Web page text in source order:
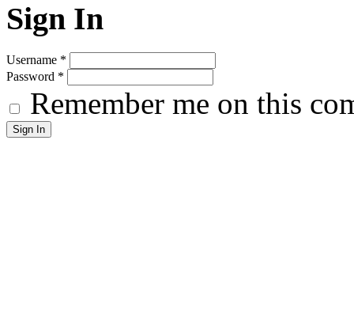
Sign In
Username *
Password *
Remember me on this